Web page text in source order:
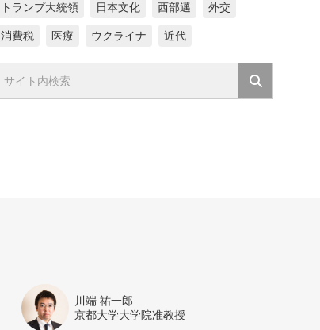
トランプ大統領 日本文化 西部邁 外交
消費税 医療 ウクライナ 近代
川端 祐一郎
京都大学大学院准教授